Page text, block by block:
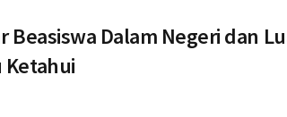
Beasiswa Dalam Negeri dan
Ketahui